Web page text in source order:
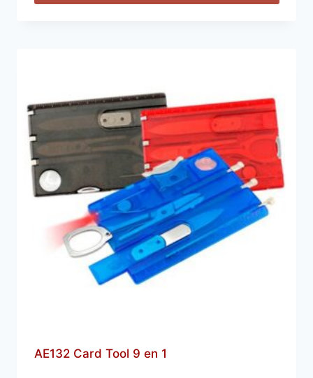
AE132 Card Tool 9 en 1